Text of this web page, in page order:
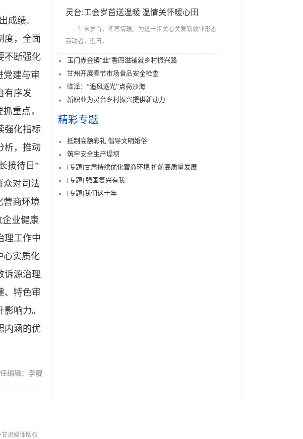
成绩。
度，全面
不断强化
党建与审
有序发
重点，
强化指标
析，推动
接待日”
众对司法
营商环境
企业健康
理工作中
心实质化
诉源治理
、特色审
响力。
内涵的优
编辑：李靓
肃媒体版权
灵台:工会岁首送温暖 温情关怀暖心田
年末岁首，冬寒情暖。为进一步关心关爱新就业形态
劳动者，近日，...
玉门赤金镇"韭"香四溢铺就乡村振兴路
甘州开展春节市场食品安全检查
临泽：“追风逐光”点亮沙海
新职业为灵台乡村振兴提供新动力
精彩专题
抵制高额彩礼 倡导文明婚俗
筑牢安全生产堤坝
[专题]甘肃持续优化营商环境 护航高质量发展
[专题] 强国复兴有我
[专题]我们这十年